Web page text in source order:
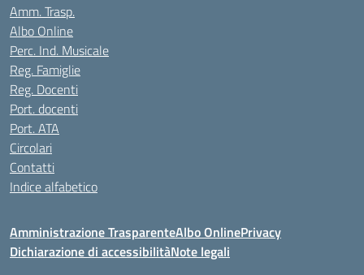
Amm. Trasp.
Albo Online
Perc. Ind. Musicale
Reg. Famiglie
Reg. Docenti
Port. docenti
Port. ATA
Circolari
Contatti
Indice alfabetico
Amministrazione TrasparenteAlbo OnlinePrivacy
Dichiarazione di accessibilitàNote legali